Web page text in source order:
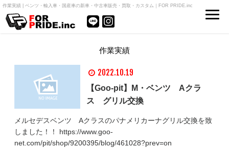
作業実績 | ベンツ・輸入車・国産車の新車・中古車販売・買取・カスタム｜FOR PRIDE.inc
作業実績
2022.10.19
【Goo-pit】M・ベンツ Aクラ
ス グリル交換
メルセデスベンツ Aクラスのパナメリカーナグリル交換を致
しました！！ https://www.goo-
net.com/pit/shop/9200395/blog/461028?prev=on